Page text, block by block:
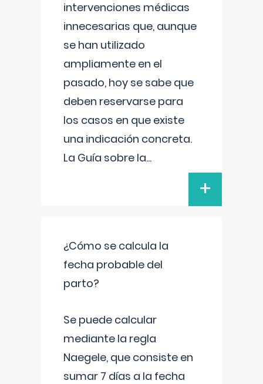
intervenciones médicas
innecesarias que, aunque
se han utilizado
ampliamente en el
pasado, hoy se sabe que
deben reservarse para
los casos en que existe
una indicación concreta.
La Guía sobre la...
+
¿Cómo se calcula la
fecha probable del
parto?
Se puede calcular
mediante la regla
Naegele, que consiste en
sumar 7 días a la fecha